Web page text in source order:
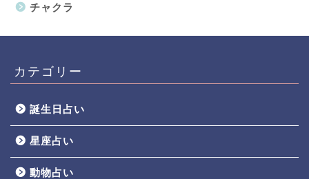
チャクラ
カテゴリー
誕生日占い
星座占い
動物占い